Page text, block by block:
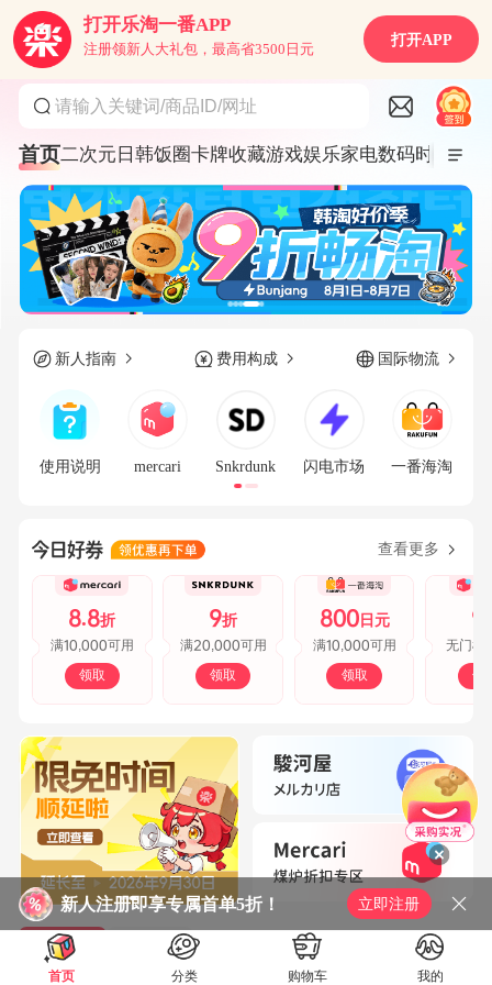
打开乐淘一番APP
注册领新人大礼包，最高省3500日元
打开APP
请输入关键词/商品ID/网址
首页二次元 日韩饭圈卡牌收藏游戏娱乐家电数码时尚服饰
新人指南 费用构成 国际物流
使用说明 mercari Snkrdunk 闪电市场 一番海淘
查看更多
8.8折
满10,000可用
领取
9折
满20,000可用
领取
800日元
满10,000可用
领取
9
无门槛
领
精选商品 精选文章
新人注册即享专属首单5折！ 立即注册
首页 分类 购物车 我的